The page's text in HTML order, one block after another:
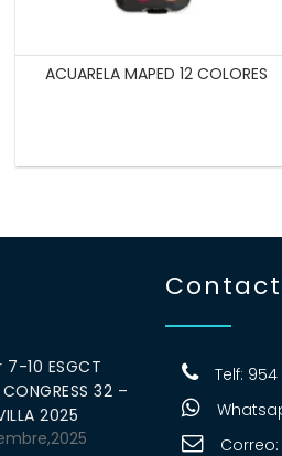
ACUARELA MAPED 12 COLORES
10 ESGCT
32 –
2025
Telf:
Correo: